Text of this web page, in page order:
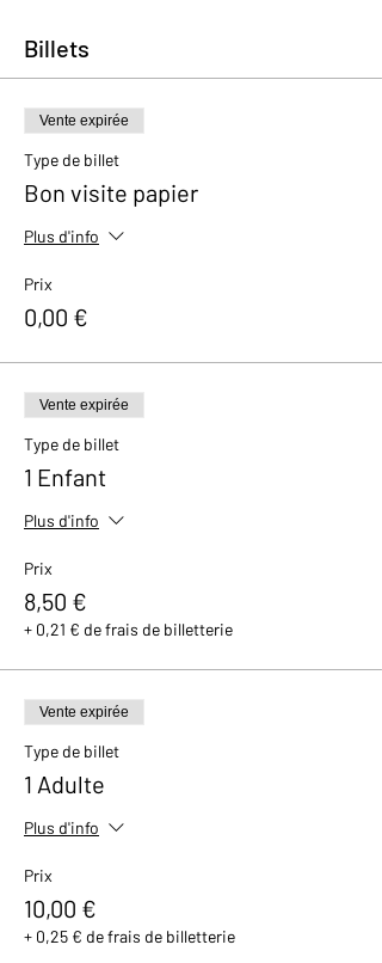
Billets
Vente expirée
Type de billet
Bon visite papier
Plus d'info
Prix
0,00 €
Vente expirée
Type de billet
1 Enfant
Plus d'info
Prix
8,50 €
+ 0,21 € de frais de billetterie
Vente expirée
Type de billet
1 Adulte
Plus d'info
Prix
10,00 €
+ 0,25 € de frais de billetterie